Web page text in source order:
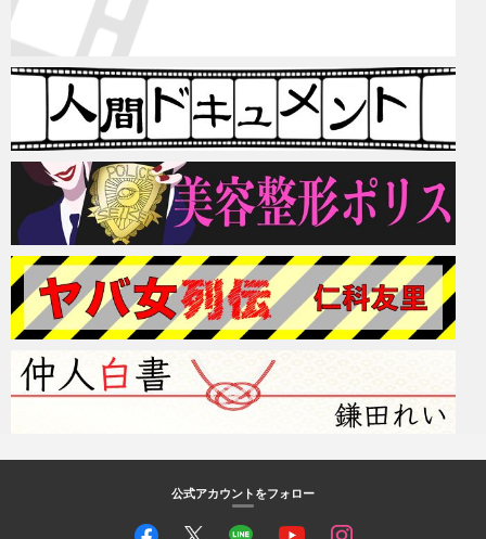
公式アカウントをフォロー